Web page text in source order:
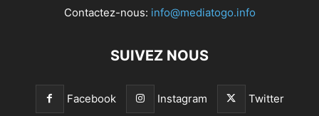
Contactez-nous: info@mediatogo.info
SUIVEZ NOUS
Facebook Instagram Twitter